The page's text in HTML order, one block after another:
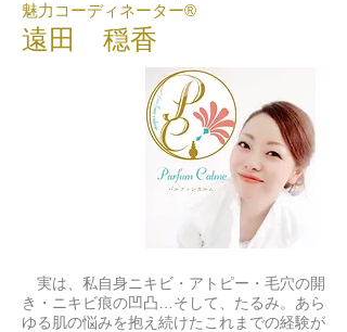
魅力コーディネーター®
遠田 穏香
実は、私自身ニキビ・アトピー・毛穴の開
き・ニキビ痕の凹凸…そして、たるみ。あら
ゆる肌の悩みを抱え続けたこれまでの経験が